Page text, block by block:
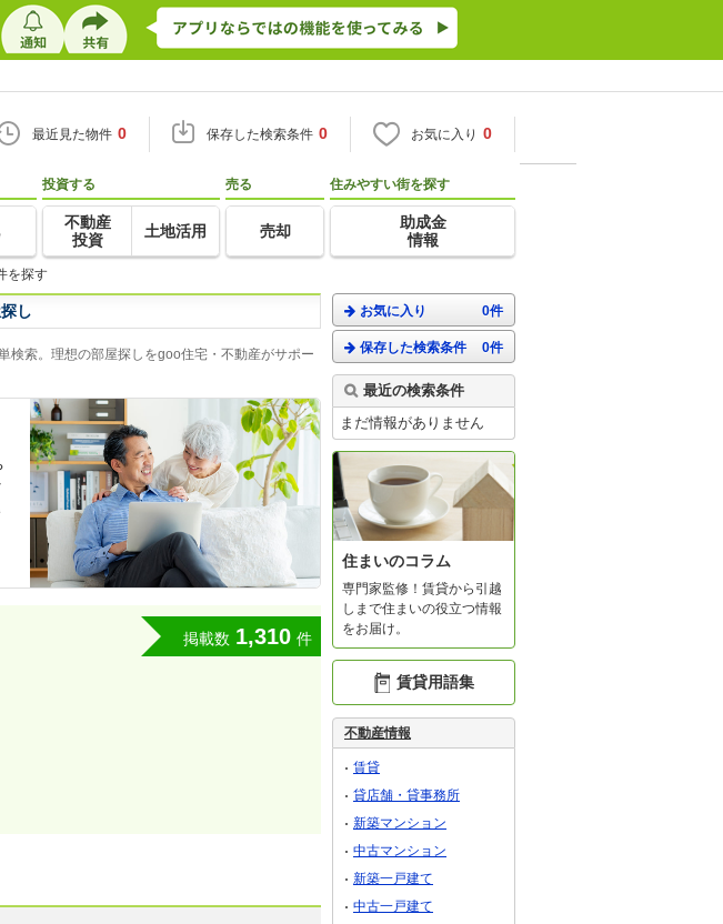
最近見た物件 0 保存した検索条件 0 お気に入り 0
投資する
不動産
投資
土地活用
売る
売却
住みやすい街を探す
助成金
情報
を探す
し
検索。理想の部屋探しをgoo住宅・不動産がサポー
掲載数 1,310 件
お気に入り 0件
保存した検索条件 0件
最近の検索条件
まだ情報がありません
住まいのコラム
専門家監修！賃貸から引越
しまで住まいの役立つ情報
をお届け。
賃貸用語集
不動産情報
賃貸
貸店舗・貸事務所
新築マンション
中古マンション
新築一戸建て
中古一戸建て